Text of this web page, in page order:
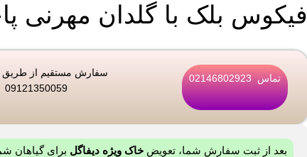
فیکوس بلک با گلدان مهرنی
تماس 02146802923
سفارش مستقیم از طریق
09121350059
بعد از ثبت سفارش شما، تعویضخاک ویژه دیفاگل برای گیاهان